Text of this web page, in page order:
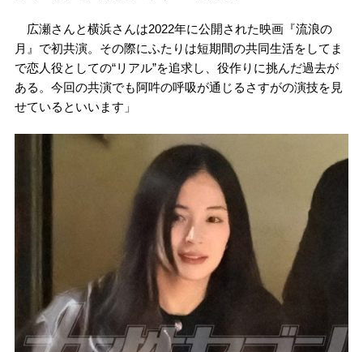
広瀬さんと横浜さんは2022年に公開された映画『流浪の
月』で初共演。その際にふたりは短期間の共同生活をしてま
で恋人役としての“リアル”を追求し、役作りに挑んだ過去が
ある。今回の共演でも阿吽の呼吸が通じるさすがの演技を見
せているといいます」